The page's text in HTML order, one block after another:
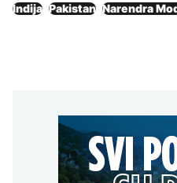
Indija Pakistan Narendra